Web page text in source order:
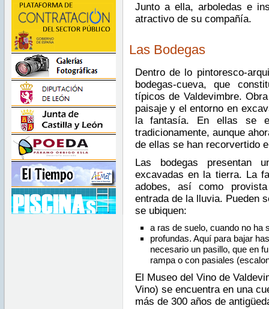
Junto a ella, arboledas e
atractivo de su compañía.
Las Bodegas
Dentro de lo pintoresco-
bodegas-cueva, que
típicos de Valdevimbre.
paisaje y el entorno en
la fantasía. En ellas se
tradicionamente, aunque
de ellas se han recorvertido
Las bodegas presentan
excavadas en la tierra. La
adobes, así como
entrada de la lluvia. Pueden
se ubiquen:
a ras de suelo, cuando no ha
profundas. Aquí para bajar
necesario un pasillo, que en
rampa o con pasiales
El Museo del Vino de
Vino) se encuentra en una
más de 300 años de